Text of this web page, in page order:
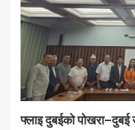
फ्लाइ दुबईको पोखरा–दुबई